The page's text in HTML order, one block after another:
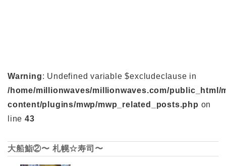
Warning: Undefined variable $excludeclause in
/home/millionwaves/millionwaves.com/public_html/
content/plugins/mwp/mwp_related_posts.php on
line 43
大船鮨②〜 札幌☆寿司〜